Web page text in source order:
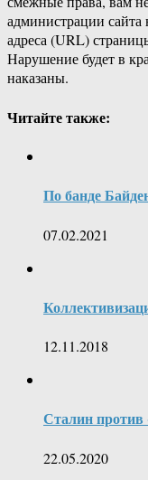
администрации
адреса (URL)
Нарушение будет в
наказаны.
Читайте также:
По банде
07.02.2021
12.11.2018
Сталин против
22.05.2020